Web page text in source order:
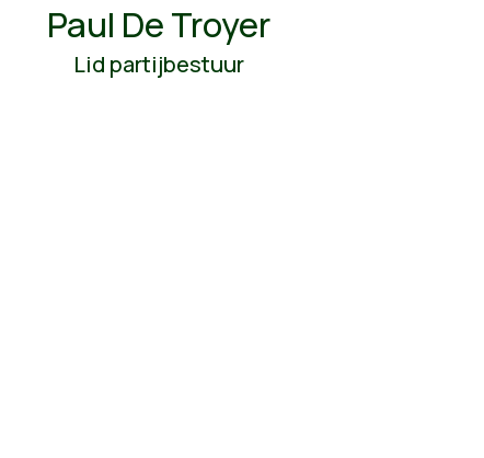
Paul De Troyer
Lid partijbestuur